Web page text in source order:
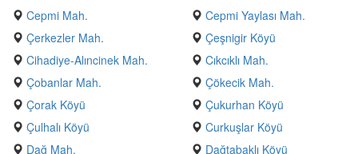
Cepmi Mah.
Cepmi Yaylası Mah.
Çerkezler Mah.
Çeşnigir Köyü
Cihadiye-Alıncinek Mah.
Cıkcıklı Mah.
Çobanlar Mah.
Çökecik Mah.
Çorak Köyü
Çukurhan Köyü
Çulhalı Köyü
Curkuşlar Köyü
Dağ Mah.
Dağtabaklı Köyü